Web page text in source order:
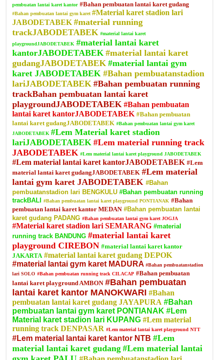
pembuatan lantai karet kantor #Bahan pembuatan lantai karet gudang
#Bahan pembuatan lantai gym karet#Material karet stadion lari
JABODETABEK #material running
trackJABODETABEK #material lantai karet
playgroundJABODETABEK #material lantai karet
kantorJABODETABEK #material lantai karet
gudangJABODETABEK #material lantai gym
karet JABODETABEK #Bahan pembuatanstadion
lariJABODETABEK #Bahan pembuatan running
trackBahan pembuatan lantai karet
playgroundJABODETABEK #Bahan pembuatan
lantai karet kantorJABODETABEK #Bahan pembuatan
lantai karet gudangJABODETABEK #Bahan pembuatan lantai gym karet
JABODETABEK #Lem Material karet stadion
lariJABODETABEK #Lem material running track
JABODETABEK #Lem material lantai karet playground JABODETABEK
#Lem material lantai karet kantorJABODETABEK #Lem
material lantai karet gudangJABODETABEK #Lem material
lantai gym karet JABODETABEK #Bahan
pembuatanstadion lari BENGKULU #Bahan pembuatan running
trackBALI
#Bahan pembuatan lantai karet playground PONTIANAK #Bahan
pembuatan lantai karet kantor MEDAN #Bahan pembuatan lantai
karet gudang PADANG #Bahan pembuatan lantai gym karet JOGJA
#Material karet stadion lari SEMARANG #material
running track BANDUNG #material lantai karet
playground CIREBON #material lantai karet kantor
JAKARTA #material lantai karet gudang DEPOK
#material lantai gym karet MADURA #Bahan pembuatanstadion
lari SOLO #Bahan pembuatan running track CILACAP #Bahan pembuatan
lantai karet playground AMBON #Bahan pembuatan
lantai karet kantor MANOKWARI #Bahan
pembuatan lantai karet gudang JAYAPURA #Bahan
pembuatan lantai gym karet PONTIANAK #Lem
Material karet stadion lari KUPANG #Lem material
running track DENPASAR #Lem material lantai karet playground NTT
#Lem material lantai karet kantor NTB #Lem
material lantai karet gudang #Lem material lantai